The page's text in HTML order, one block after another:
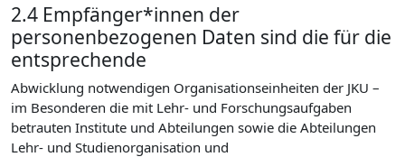
2.4 Empfänger*innen der
personenbezogenen Daten sind die für die
entsprechende
Abwicklung notwendigen Organisationseinheiten der JKU –
im Besonderen die mit Lehr- und Forschungsaufgaben
betrauten Institute und Abteilungen sowie die Abteilungen
Lehr- und Studienorganisation und